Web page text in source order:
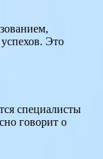
Это
специалисты
говорит о